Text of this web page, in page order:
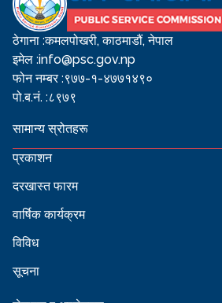
ठेगाना :कमलपोखरी, काठमाडौं, नेपाल
इमेल :info@psc.gov.np
फोन नम्बर :९७७-१-४७७१४९०
पो.ब.नं. :८९७९
सामान्य स्रोतहरू
प्रकाशन
दरखास्त फारम
वार्षिक कार्यक्रम
विविध
सूचना